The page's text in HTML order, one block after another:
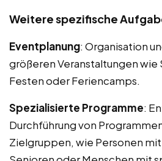
Weitere spezifische
Eventplanung: Organisation
größeren Veranstaltungen
Festen oder Feriencamps.
Spezialisierte Programme:
Durchführung von
Zielgruppen, wie Personen